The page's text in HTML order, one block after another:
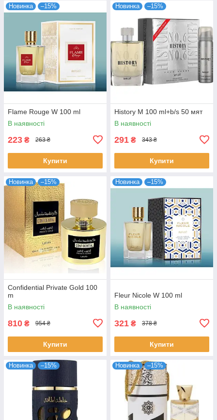
Новинка –15%
Flame Rouge W 100 ml
В наявності
223 ₴ 263 ₴
Купити
Новинка –15%
History M 100 ml+b/s 50 мят
В наявності
291 ₴ 343 ₴
Купити
Новинка –15%
Confidential Private Gold 100
m
В наявності
810 ₴ 954 ₴
Купити
Новинка –15%
Fleur Nicole W 100 ml
В наявності
321 ₴ 378 ₴
Купити
Новинка –15% Новинка –15%